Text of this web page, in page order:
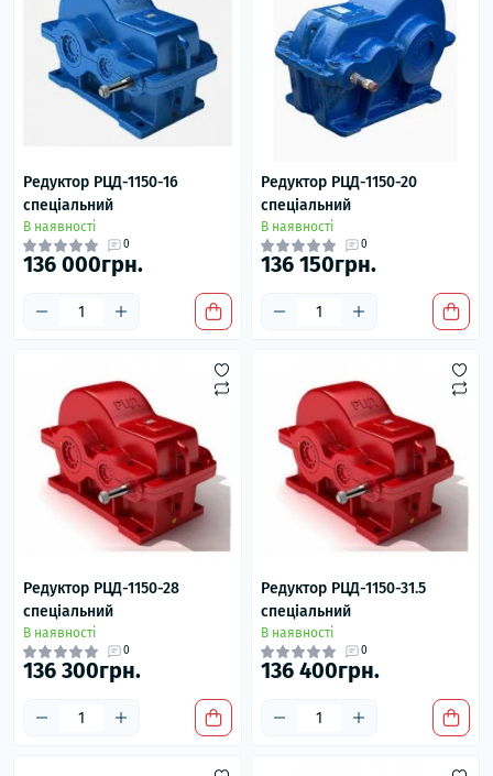
Редуктор РЦД-1150-16
спеціальний
В наявності
0
136 000грн.
Редуктор РЦД-1150-20
спеціальний
В наявності
0
136 150грн.
Редуктор РЦД-1150-28
спеціальний
В наявності
0
136 300грн.
Редуктор РЦД-1150-31.5
спеціальний
В наявності
0
136 400грн.